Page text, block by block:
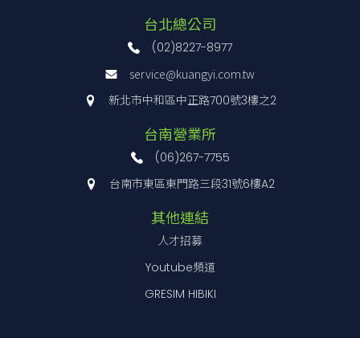
台北總公司
(02)8227-8977
service@kuangyi.com.tw
新北市中和區中正路700號3樓之2
台南營業所
(06)267-7755
台南市東區東門路三段31號6樓A2
其他連結
人才招募
Youtube頻道
GRESIM HIBIKI